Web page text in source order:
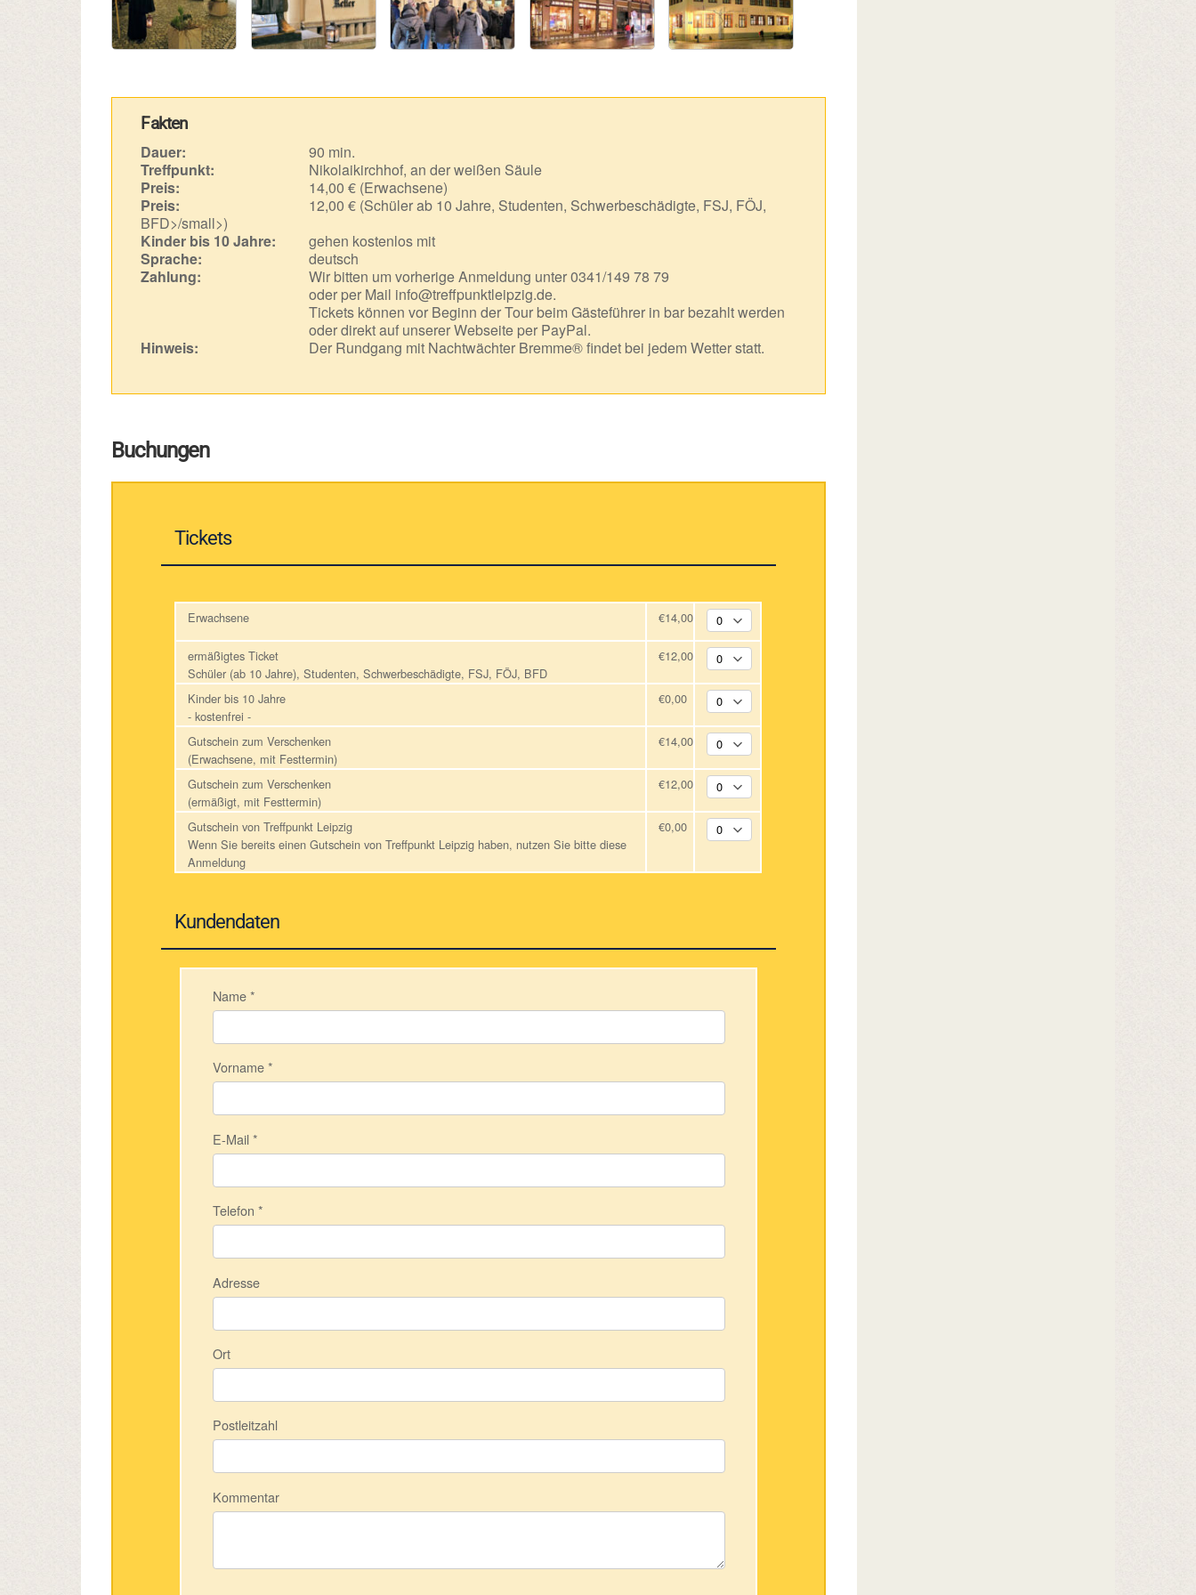
Fakten
Dauer:
90 min.
Treffpunkt:
Nikolaikirchhof, an der weißen Säule
Preis:
14,00 € (Erwachsene)
Preis:
12,00 € (Schüler ab 10 Jahre, Studenten, Schwerbeschädigte, FSJ, FÖJ,
BFD>/small>)
Kinder bis 10 Jahre:
gehen kostenlos mit
Sprache:
deutsch
Zahlung:
Wir bitten um vorherige Anmeldung unter 0341/149 78 79
oder per Mail info@treffpunktleipzig.de.
Tickets können vor Beginn der Tour beim Gästeführer in bar bezahlt werden
oder direkt auf unserer Webseite per PayPal.
Hinweis:
Der Rundgang mit Nachtwächter Bremme® findet bei jedem Wetter statt.
Buchungen
Tickets
Erwachsene €14,00
ermäßigtes Ticket
Schüler (ab 10 Jahre), Studenten, Schwerbeschädigte, FSJ, FÖJ, BFD
€12,00
Kinder bis 10 Jahre
- kostenfrei -
€0,00
Gutschein zum Verschenken
(Erwachsene, mit Festtermin)
€14,00
Gutschein zum Verschenken
(ermäßigt, mit Festtermin)
€12,00
Gutschein von Treffpunkt Leipzig
Wenn Sie bereits einen Gutschein von Treffpunkt Leipzig haben, nutzen Sie bitte diese
Anmeldung
€0,00
Kundendaten
Name*
Vorname*
E-Mail*
Telefon *
Adresse
Ort
Postleitzahl
Kommentar